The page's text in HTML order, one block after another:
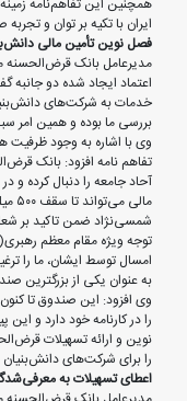
همچنین این تفاهم‌نامه
ایران با تکیه بر توان و
فصل نوین تأمین مالی
مدیرعامل بانک قرض‌الحسنه
اعتماد ایجاد شده دو جانبه
خدمات به شرکت‌های
بررسی ما بوده و همین امر
وی با اشاره به وجود ظرفیت
تفاهم نامه افزود: بانک
آحاد جامعه را دنبال کرده و
مالی می‌تواند تا سقف ۵۰۰ میلیون تومان به اشخاص حقوقی تسهیلات ارائه کند.
شمسی‌نژاد ضمن تاکید بر
توجه ویژه مقام معظم
امسال توسط ایشان، ما را
به عنوان یکی از بزرگترین
وی افزود: این صندوق تا
را در کارنامه خود دارد و
نوین و ارائه تسهیلات
را برای شرکت‌های دانش‌بنیان
اعطای تسهیلات به